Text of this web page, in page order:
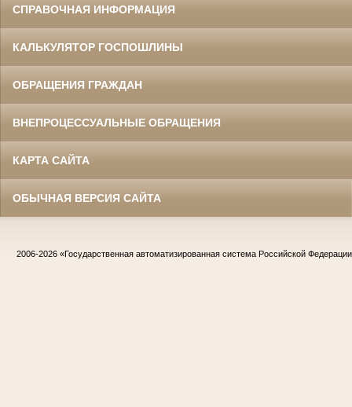
СПРАВОЧНАЯ ИНФОРМАЦИЯ
КАЛЬКУЛЯТОР ГОСПОШЛИНЫ
ОБРАЩЕНИЯ ГРАЖДАН
ВНЕПРОЦЕССУАЛЬНЫЕ ОБРАЩЕНИЯ
КАРТА САЙТА
ОБЫЧНАЯ ВЕРСИЯ САЙТА
2006-2026 «Государственная автоматизированная система Российской